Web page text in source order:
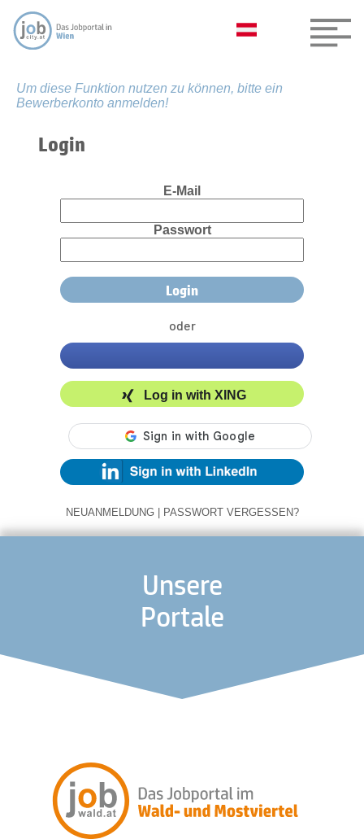
Um diese Funktion nutzen zu können, bitte ein
Bewerberkonto anmelden!
Login
E-Mail
Passwort
oder
Log in with XING
NEUANMELDUNG | PASSWORT VERGESSEN?
Unsere
Portale